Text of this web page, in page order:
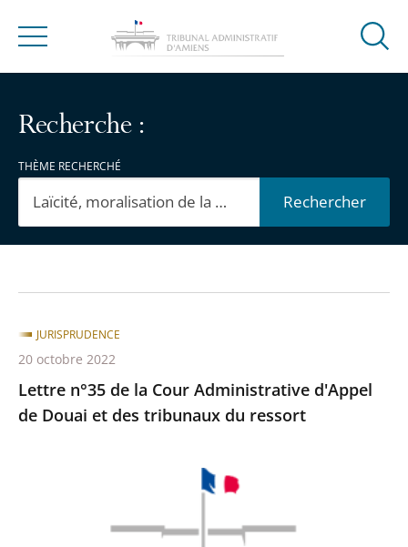
Menu
Ouvrir
Recherche :
THÈME RECHERCHÉ
Rechercher
filtres
pour
arriver
après
filtres
pour
arriver
avant
Lettre n°35 de la Cour Administrative d'Appel
de Douai et des tribunaux du ressort
JURISPRUDENCE
20 octobre 2022